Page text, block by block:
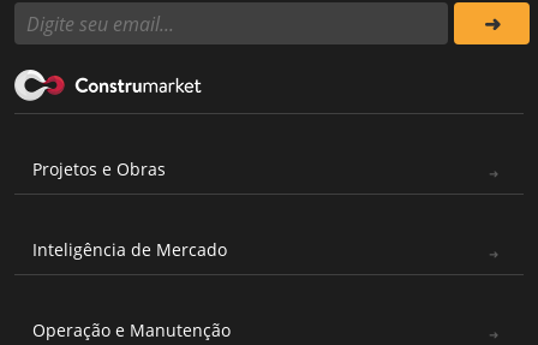
Projetos e Obras
Inteligência de Mercado
Operação e Manutenção